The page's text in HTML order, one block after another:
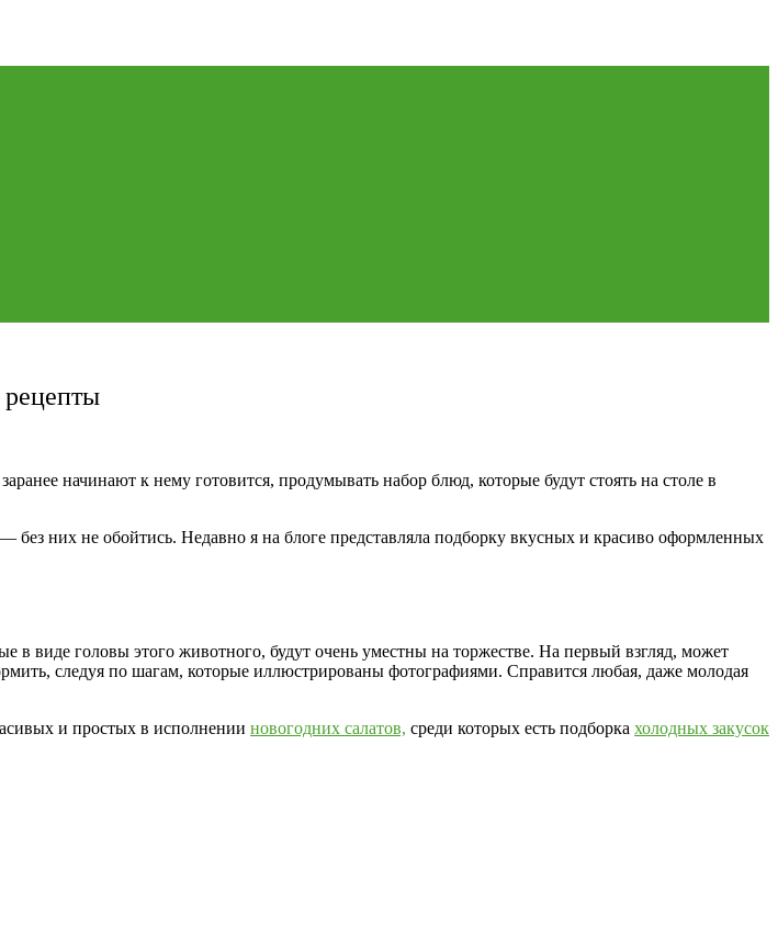
начинают к нему готовится, продумывать набор блюд, которые будут стоять на столе в
без них не обойтись. Недавно я на блоге представляла подборку вкусных и красиво оформленных
виде головы этого животного, будут очень уместны на торжестве. На первый взгляд, может
следуя по шагам, которые иллюстрированы фотографиями. Справится любая, даже молодая
и простых в исполнении новогодних салатов, среди которых есть подборка холодных закусок